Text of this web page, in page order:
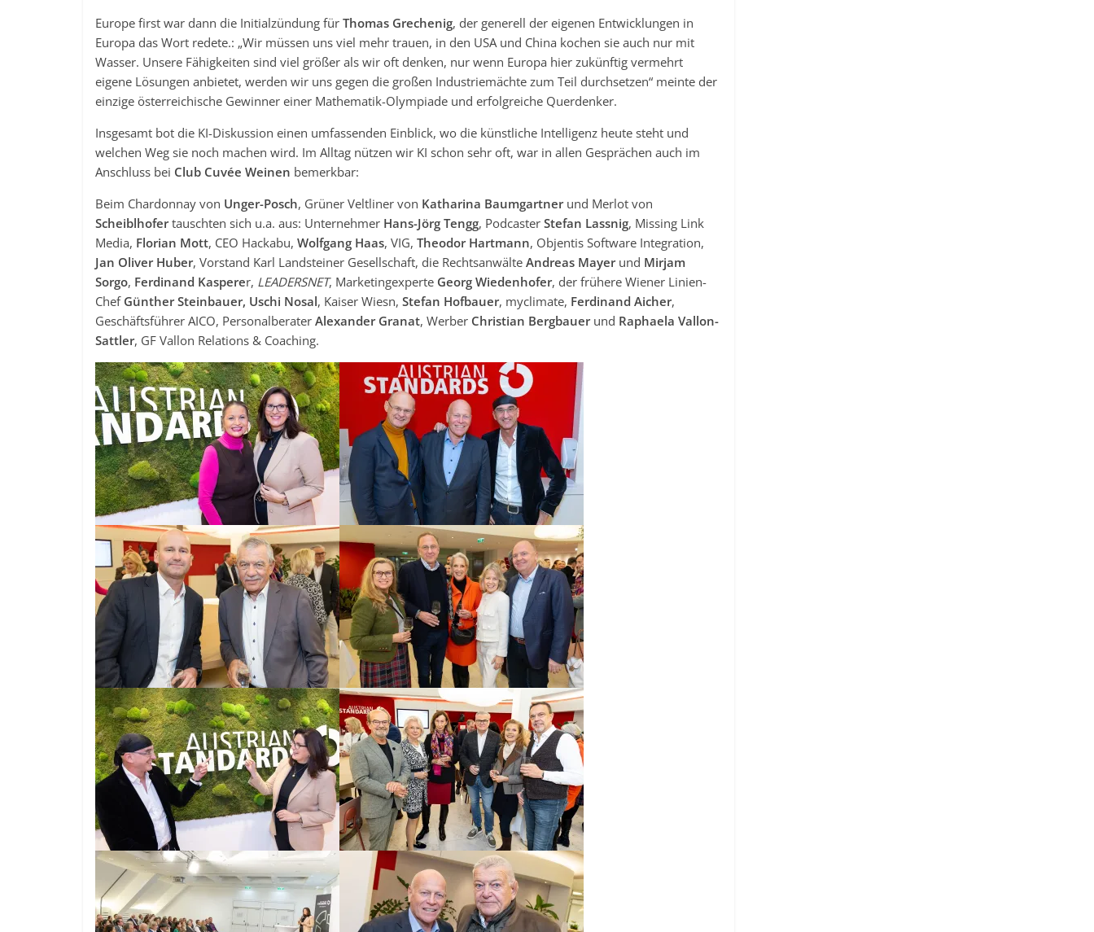
Europe first war dann die Initialzündung für Thomas Grechenig, der generell der eigenen Entwicklungen in
Europa das Wort redete.: „Wir müssen uns viel mehr trauen, in den USA und China kochen sie auch nur mit
Wasser. Unsere Fähigkeiten sind viel größer als wir oft denken, nur wenn Europa hier zukünftig vermehrt
eigene Lösungen anbietet, werden wir uns gegen die großen Industriemächte zum Teil durchsetzen“ meinte der
einzige österreichische Gewinner einer Mathematik-Olympiade und erfolgreiche Querdenker.
Insgesamt bot die KI-Diskussion einen umfassenden Einblick, wo die künstliche Intelligenz heute steht und
welchen Weg sie noch machen wird. Im Alltag nützen wir KI schon sehr oft, war in allen Gesprächen auch im
Anschluss bei Club Cuvée Weinen bemerkbar:
Beim Chardonnay von Unger-Posch, Grüner Veltliner von Katharina Baumgartnerund Merlot von
Scheiblhofertauschten sich u.a. aus: Unternehmer Hans-Jörg Tengg, Podcaster Stefan Lassnig, Missing Link
Media, Florian Mott, CEO Hackabu, Wolfgang Haas, VIG, Theodor Hartmann, Objentis Software Integration,
Jan Oliver Huber, Vorstand Karl Landsteiner Gesellschaft, die Rechtsanwälte Andreas Mayerund Mirjam
Sorgo, Ferdinand Kasperer, LEADERSNET, Marketingexperte Georg Wiedenhofer, der frühere Wiener Linien-
Chef Günther Steinbauer, Uschi Nosal, Kaiser Wiesn, Stefan Hofbauer, myclimate, Ferdinand Aicher,
Geschäftsführer AICO, Personalberater Alexander Granat, Werber Christian Bergbauerund Raphaela Vallon-
Sattler, GF Vallon Relations & Coaching.